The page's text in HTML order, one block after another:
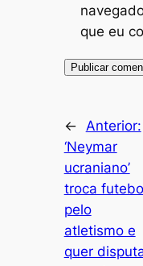
que eu
← Anterior:
‘Neymar
ucraniano’
troca
pelo
atletismo e
quer